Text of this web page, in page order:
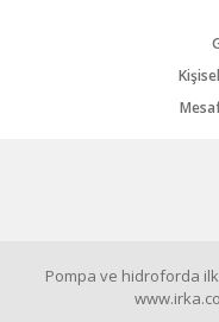
Pompa ve hidroforda